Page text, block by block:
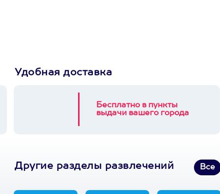
Удобная доставка
Бесплатно в пункты
выдачи вашего города
Другие разделы развлечений Все